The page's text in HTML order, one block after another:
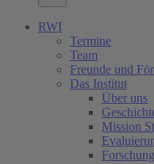
RWI
Termine
Team
Freunde und
Das Institut
Über uns
Mission